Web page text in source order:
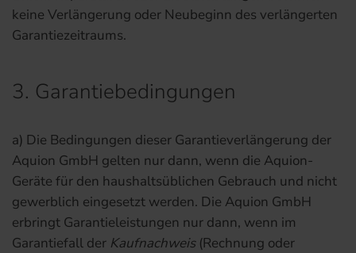
keine Verlängerung oder Neubeginn des verlängerten
Garantiezeitraums.
3. Garantiebedingungen
a) Die Bedingungen dieser Garantieverlängerung der
Aquion GmbH gelten nur dann, wenn die Aquion-
Geräte für den haushaltsüblichen Gebrauch und nicht
gewerblich eingesetzt werden. Die Aquion GmbH
erbringt Garantieleistungen nur dann, wenn im
Garantiefall der Kaufnachweis(Rechnung oder